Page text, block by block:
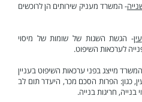
- המשרד מעניק שירותים הן לרוכשים
- הגשת השגות של שומות של מיסוי
לערכאות השיפוט.
מייצג בפני ערכאות השיפוט בעניין
כגון: הפרות הסכם מכר, היעדר תום לב
חריגות בנייה.